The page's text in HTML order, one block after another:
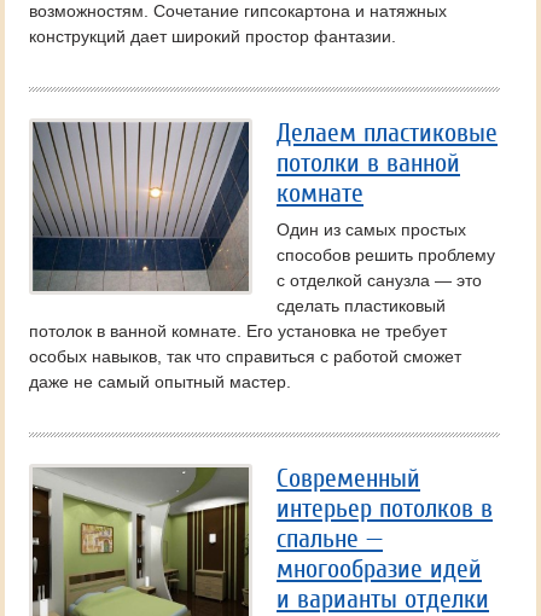
возможностям. Сочетание гипсокартона и натяжных
конструкций дает широкий простор фантазии.
Делаем пластиковые
потолки в ванной
комнате
Один из самых простых
способов решить проблему
с отделкой санузла — это
сделать пластиковый
потолок в ванной комнате. Его установка не требует
особых навыков, так что справиться с работой сможет
даже не самый опытный мастер.
Современный
интерьер потолков в
спальне —
многообразие идей
и варианты отделки